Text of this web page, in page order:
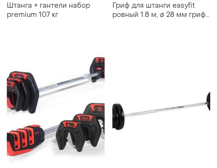
Штанга + гантели набор
premium 107 кг
Гриф для штанги easyfit
ровный 1.8 м, ø 28 мм гриф